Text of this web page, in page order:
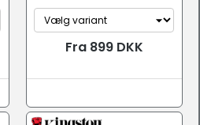
Fra 899 DKK